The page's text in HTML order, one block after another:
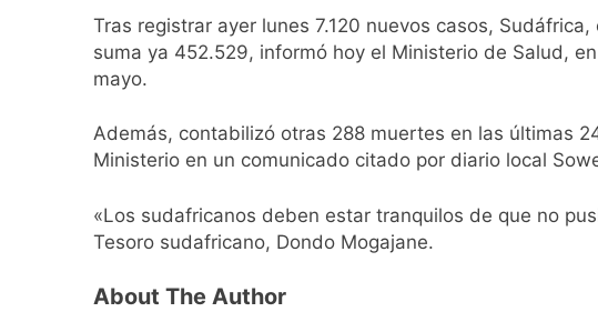
Tormentas severas y fuertes
9 Horas Atrás
Día del Cirujano Torácico:
10 Horas Atrás
21 Horas Atrás
Denunciaron penalmente al
Tras registrar ayer lunes 7.120 nuevos casos,
suma ya 452.529, informó hoy el Ministerio de Salud,
mayo.
Además, contabilizó otras 288 muertes en las últimas
Ministerio en un comunicado citado por diario local
«Los sudafricanos deben estar tranquilos de que no
Tesoro sudafricano, Dondo Mogajane.
About The Author